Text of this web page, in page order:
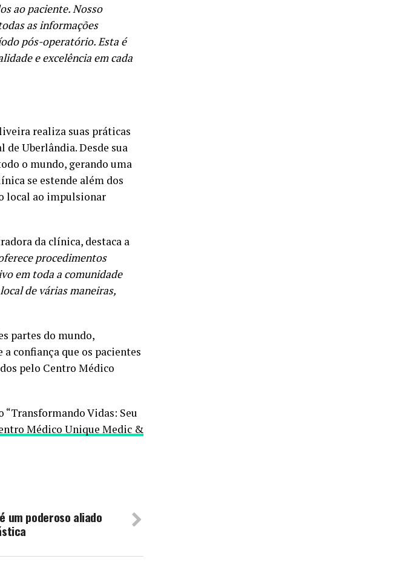
ao paciente. Nosso
as informações
pós-operatório. Esta é
e excelência em cada
realiza suas práticas
Uberlândia. Desde sua
o mundo, gerando uma
se estende além dos
local ao impulsionar
da clínica, destaca a
procedimentos
em toda a comunidade
de várias maneiras,
partes do mundo,
confiança que os pacientes
pelo Centro Médico
Vidas: Seu
Médico Unique Medic &
um poderoso aliado